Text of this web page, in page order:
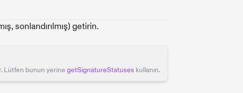
sonlandırılmış) getirin.
Lütfen bunun yerine getSignatureStatuses kullanın.